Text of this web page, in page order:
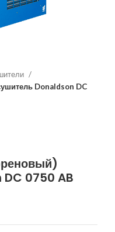
Donaldson DC
0750 AB